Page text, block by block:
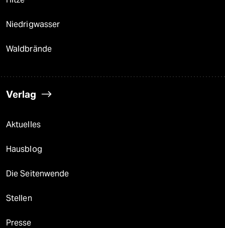
Niedrigwasser
Waldbrände
Verlag
Aktuelles
Hausblog
Die Seitenwende
Stellen
Presse